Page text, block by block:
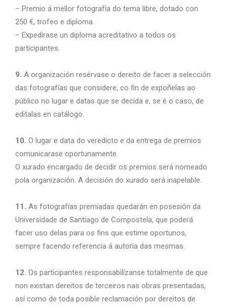
− Premio á mellor fotografía do tema libre, dotado con
250 €, trofeo e diploma.
− Expedirase un diploma acreditativo a todos os
participantes.
9. A organización resérvase o dereito de facer a selección
das fotografías que considere, co fin de expoñelas ao
público no lugar e datas que se decida e, se é o caso, de
editalas en catálogo.
10. O lugar e data do veredicto e da entrega de premios
comunicarase oportunamente.
O xurado encargado de decidir os premios será nomeado
pola organización. A decisión do xurado será inapelable.
11. As fotografías premiadas quedarán en posesión da
Universidade de Santiago de Compostela, que poderá
facer uso delas para os fins que estime oportunos,
sempre facendo referencia á autoría das mesmas.
12. Os participantes responsabilízanse totalmente de que
non existan dereitos de terceiros nas obras presentadas,
así como de toda posible reclamación por dereitos de